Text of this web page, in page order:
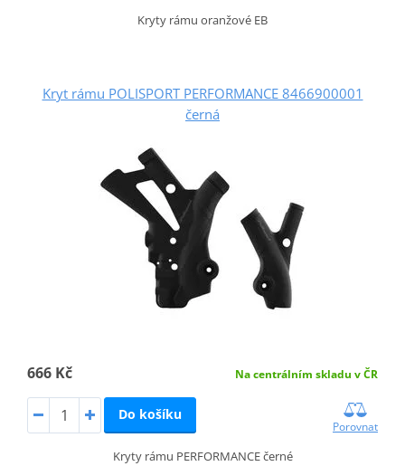
Kryty rámu oranžové EB
Kryt rámu POLISPORT PERFORMANCE 8466900001
černá
666 Kč Na centrálním skladu v ČR
Do košíku
Porovnat
Kryty rámu PERFORMANCE černé